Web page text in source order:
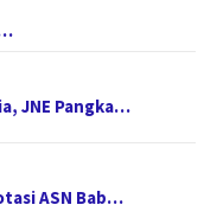
JNE Pangka…
ASN Bab…